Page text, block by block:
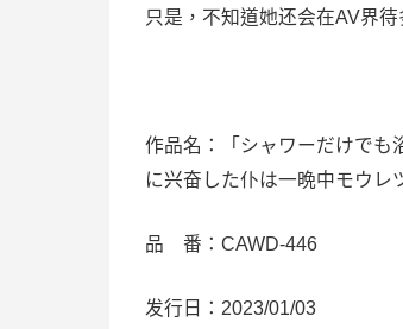
只是，不知道她还会在AV界待
作品名：「シャワーだけで
に兴奋した仆は一晩中モウ
品 番：CAWD-446
发行日：2023/01/03